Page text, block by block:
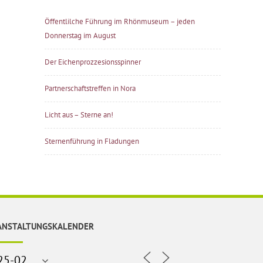
Öffentlilche Führung im Rhönmuseum – jeden
Donnerstag im August
Der Eichenprozzesionsspinner
Partnerschaftstreffen in Nora
Licht aus – Sterne an!
Sternenführung in Fladungen